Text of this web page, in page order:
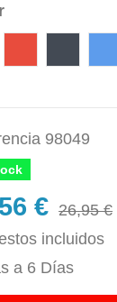
98049
€ 26,95 €
incluidos
a 6 Días